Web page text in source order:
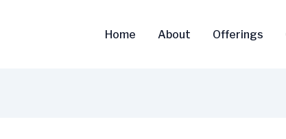
Home About Offerings